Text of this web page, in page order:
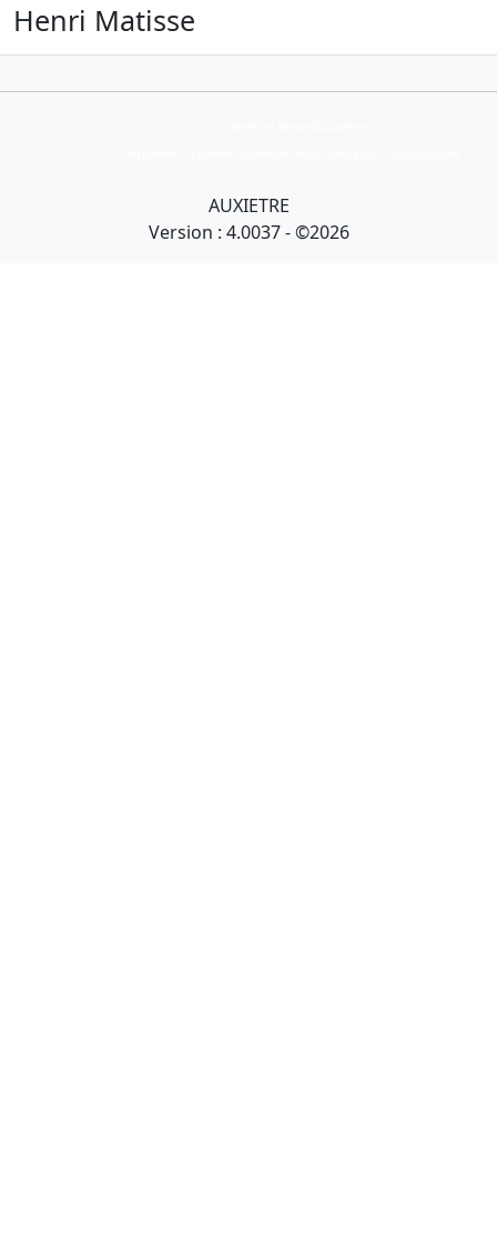
Henri Matisse
AUXIETRE
Version : 4.0037 - ©2026